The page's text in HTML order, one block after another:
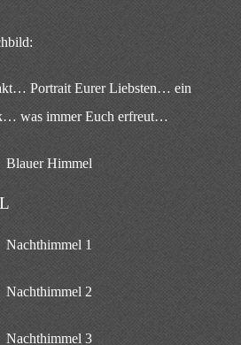
Portrait Eurer Liebsten… ein
was immer Euch erfreut…